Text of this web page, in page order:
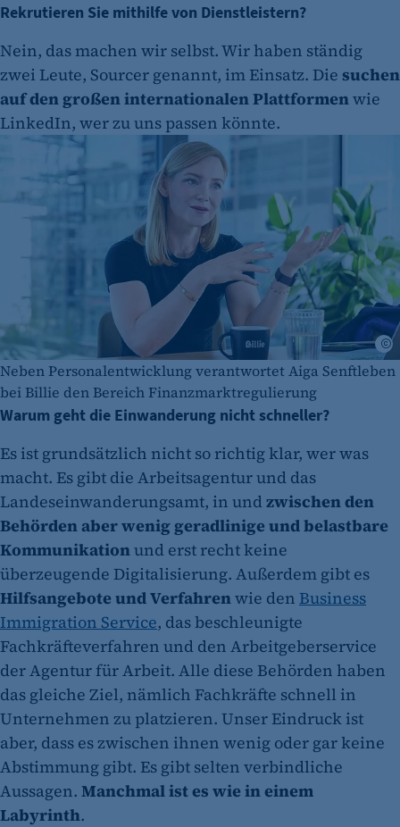
Rekrutieren Sie mithilfe von Dienstleistern?
Nein, das machen wir selbst. Wir haben ständig
zwei Leute, Sourcer genannt, im Einsatz. Die suchen
auf den großen internationalen Plattformenwie
LinkedIn, wer zu uns passen könnte.
Neben Personalentwicklung verantwortet Aiga Senftleben
bei Billie den Bereich Finanzmarktregulierung
Warum geht die Einwanderung nicht schneller?
Es ist grundsätzlich nicht so richtig klar, wer was
macht. Es gibt die Arbeitsagentur und das
Landeseinwanderungsamt, in undzwischen den
Behörden aber wenig geradlinige und belastbare
Kommunikationund erst recht keine
überzeugende Digitalisierung. Außerdem gibt es
Hilfsangebote und Verfahrenwie den Business
Immigration Service, das beschleunigte
Fachkräfteverfahren und den Arbeitgeberservice
der Agentur für Arbeit. Alle diese Behörden haben
das gleiche Ziel, nämlich Fachkräfte schnell in
Unternehmen zu platzieren. Unser Eindruck ist
aber, dass es zwischen ihnen wenig oder gar keine
Abstimmung gibt. Es gibt selten verbindliche
Aussagen. Manchmal ist es wie in einem
Labyrinth.